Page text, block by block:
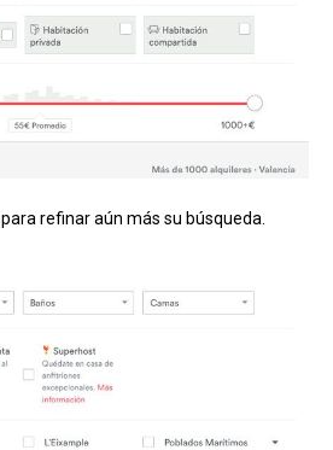
para refinar aún más su búsqueda.